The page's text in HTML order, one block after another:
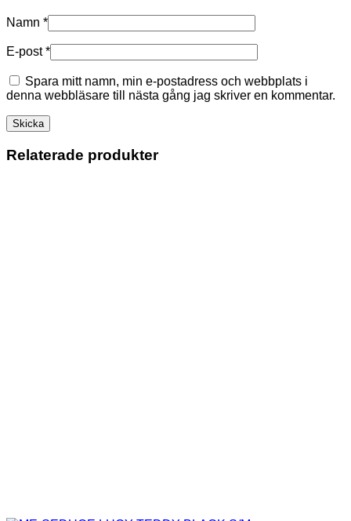
Namn *
E-post*
Spara mitt namn, min e-postadress och webbplats i
denna webbläsare till nästa gång jag skriver en kommentar.
Relaterade produkter